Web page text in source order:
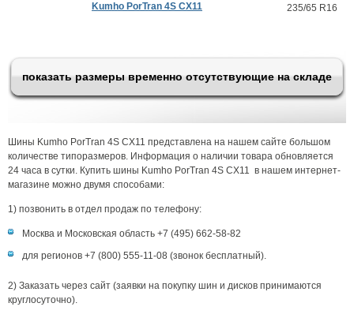
Kumho PorTran 4S CX11 235/65 R16
показать размеры временно отсутствующие на складе
Шины Kumho PorTran 4S CX11 представлена на нашем сайте большом
количестве типоразмеров. Информация о наличии товара обновляется
24 часа в сутки. Купить шины Kumho PorTran 4S CX11 в нашем интернет-
магазине можно двумя способами:
1) позвонить в отдел продаж по телефону:
Москва и Московская область +7 (495) 662-58-82
для регионов +7 (800) 555-11-08 (звонок бесплатный).
2) Заказать через сайт (заявки на покупку шин и дисков принимаются
круглосуточно).